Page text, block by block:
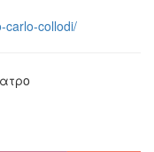
carlo-collodi/